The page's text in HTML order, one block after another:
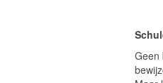
Geen